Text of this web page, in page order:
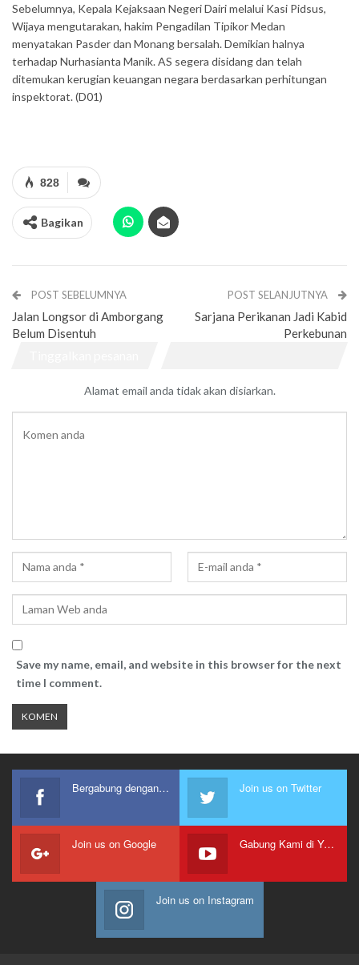
Sebelumnya, Kepala Kejaksaan Negeri Dairi melalui Kasi Pidsus,
Wijaya mengutarakan, hakim Pengadilan Tipikor Medan
menyatakan Pasder dan Monang bersalah. Demikian halnya
terhadap Nurhasianta Manik. AS segera disidang dan telah
ditemukan kerugian keuangan negara berdasarkan perhitungan
inspektorat. (D01)
828
Bagikan
POST SEBELUMNYA
Jalan Longsor di Amborgang
Belum Disentuh
POST SELANJUTNYA
Sarjana Perikanan Jadi Kabid
Perkebunan
Alamat email anda tidak akan disiarkan.
Save my name, email, and website in this browser for the next
time I comment.
Bergabung dengan kami Join us on Twitter
Join us on Google Gabung Kami di Youtube
Join us on Instagram